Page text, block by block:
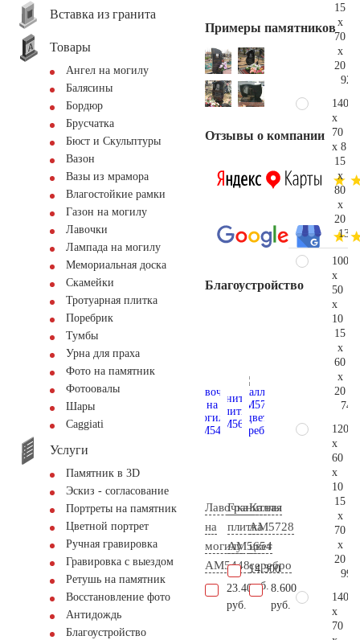
Вставка из гранита
Товары
Ангел на могилу
Балясины
Бордюр
Брусчатка
Бюст и Скульптуры
Вазон
Вазы из мрамора
Влагостойкие рамки
Газон на могилу
Лавочки
Лампада на могилу
Мемориальная доска
Скамейки
Тротуарная плитка
Поребрик
Тумбы
Урна для праха
Фото на памятник
Фотоовалы
Шары
Сaggiati
Услуги
Памятник в 3D
Эскиз - согласование
Портреты на памятник
Цветной портрет
Ручная гравировка
Гравировка с выездом
Ретушь на памятник
Восстановление фото
Антидождь
Благоустройство
Примеры памятников
Отзывы о компании
Благоустройство
Лавочка
на
могилу
AM5448
23.400
руб.
Гранитная
плитка
AM5654
14.300
руб.
Каллы
AM5728
цвет
серебро
8.600
руб.
15
x
70
x
20
140
x
70
x 8
15
x
80
x
20
100
x
50
x
10
15
x
60
x
20
120
x
60
x
10
15
x
70
x
20
140
x
70